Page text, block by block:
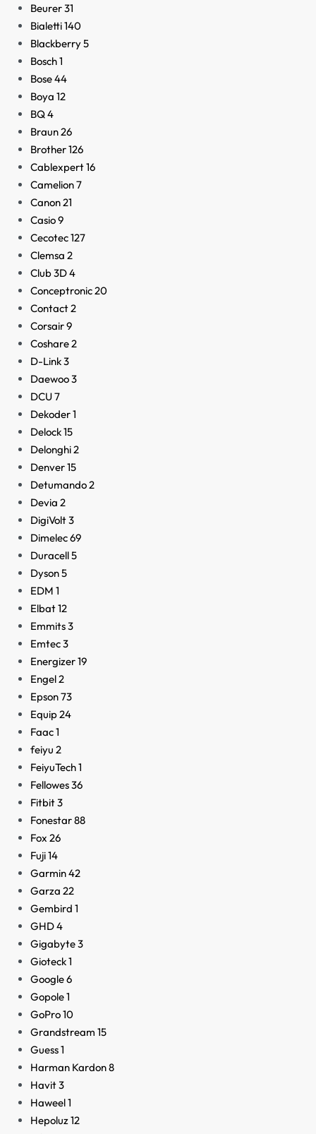
Beurer31
Bialetti140
Blackberry5
Bosch1
Bose44
Boya 12
BQ4
Braun26
Brother126
Cablexpert16
Camelion7
Canon21
Casio9
Cecotec127
Clemsa 2
Club 3D4
Conceptronic20
Contact2
Corsair9
Coshare2
D-Link3
Daewoo3
DCU7
Dekoder1
Delock15
Delonghi2
Denver15
Detumando2
Devia 2
DigiVolt3
Dimelec69
Duracell5
Dyson5
EDM 1
Elbat12
Emmits3
Emtec3
Energizer19
Engel2
Epson73
Equip24
Faac1
feiyu 2
FeiyuTech1
Fellowes36
Fitbit3
Fonestar88
Fox 26
Fuji14
Garmin42
Garza 22
Gembird 1
GHD4
Gigabyte3
Gioteck1
Google6
Gopole1
GoPro10
Grandstream 15
Guess1
Harman Kardon8
Havit3
Haweel1
Hepoluz12